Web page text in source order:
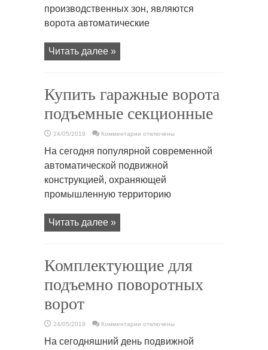
производственных зон, являются
ворота автоматические
Читать далее »
Купить гаражные ворота
подъемные секционные
24/05/2019 Комментарии
Купить
гаражные
подъемные
отключены
На сегодня популярной современной
автоматической подвижной
конструкцией, охраняющей
промышленную территорию
Читать далее »
Комплектующие для
подъемно поворотных
ворот
24/05/2019 Комментарии
для
отключены
На сегодняшний день подвижной